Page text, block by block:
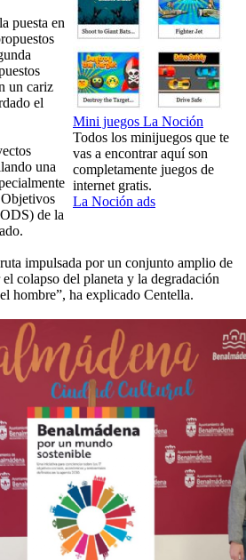
Mini juegos La Noción
Todos los minijuegos que te
vas a encontrar aquí son
completamente juegos de
internet gratis.
La Noción ads
puesta en
un cariz
el
una
de la
impulsada por un conjunto amplio de
colapso del planeta y la degradación
hombre”, ha explicado Centella.